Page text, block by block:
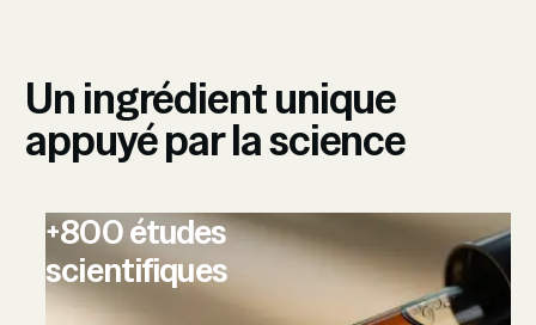
Un ingrédient unique
appuyé par la science
+800 études
scientifiques